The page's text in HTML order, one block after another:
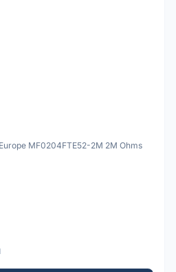
MF0204FTE52-2M 2M Ohms